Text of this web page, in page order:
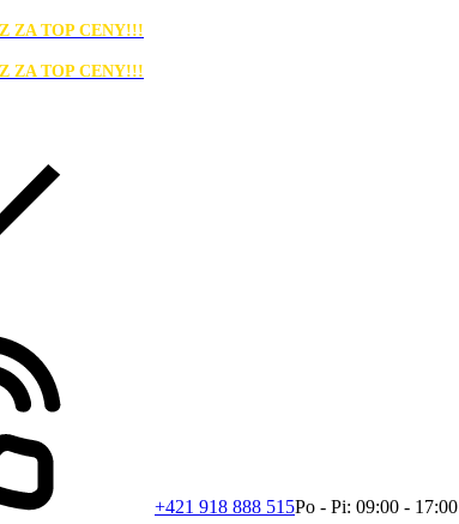
ZA TOP CENY!!!
ZA TOP CENY!!!
+421 918 888 515Po - Pi: 09:00 - 17:00